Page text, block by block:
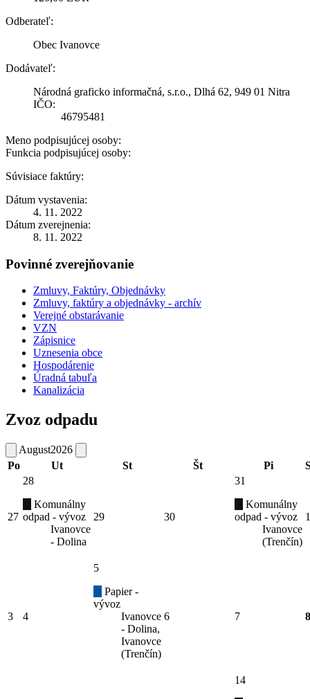
Odberateľ:
Obec Ivanovce
Dodávateľ:
Národná graficko informačná, s.r.o., Dlhá 62, 949 01 Nitra
IČO:
46795481
Meno podpisujúcej osoby:
Funkcia podpisujúcej osoby:
Súvisiace faktúry:
Dátum vystavenia:
4. 11. 2022
Dátum zverejnenia:
8. 11. 2022
Povinné zverejňovanie
Zmluvy, Faktúry, Objednávky
Zmluvy, faktúry a objednávky - archív
Verejné obstarávanie
VZN
Zápisnice
Uznesenia obce
Hospodárenie
Úradná tabuľa
Kanalizácia
Zvoz odpadu
August2026
Po
Ut St Št Pi
27
28
Komunálny
odpad - vývoz
Ivanovce
- Dolina
29 30
31
Komunálny
odpad - vývoz
Ivanovce
(Trenčín)
1
3 4
5
Papier -
vývoz
Ivanovce
- Dolina,
Ivanovce
(Trenčín)
6 7 8
14